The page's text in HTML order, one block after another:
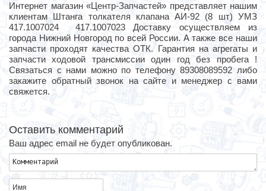
Интернет магазин «Центр-Запчастей» представляет нашим
клиентам Штанга толкателя клапана АИ-92 (8 шт) УМЗ
417.1007024 417.1007023 Доставку осуществляем из
города Нижний Новгород по всей России. А также все наши
запчасти проходят качества ОТК. Гарантия на агрегаты и
запчасти ходовой трансмиссии один год без пробега !
Связаться с нами можно по телефону 89308089592 либо
закажите обратный звонок на сайте и менеджер с вами
свяжется.
Оставить комментарий
Ваш адрес email не будет опубликован.